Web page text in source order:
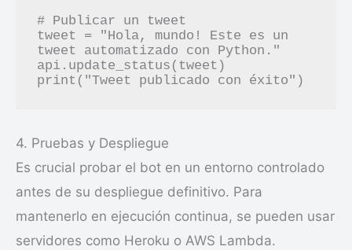
# Publicar un tweet
tweet = "Hola, mundo! Este es un
tweet automatizado con Python."
api.update_status(tweet)
4. Pruebas y Despliegue
Es crucial probar el bot en un entorno controlado
antes de su despliegue definitivo. Para
mantenerlo en ejecución continua, se pueden usar
servidores como Heroku o AWS Lambda.